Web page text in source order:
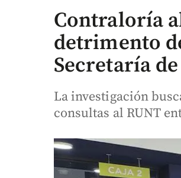
Contraloría
detrimento
Secretaría
La investigación
consultas al RUNT